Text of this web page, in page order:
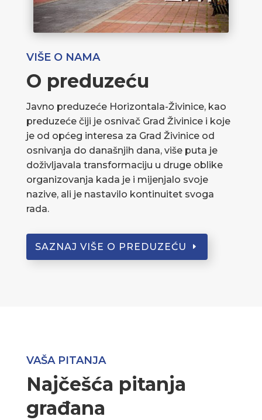
VIŠE O NAMA
O preduzeću
Javno preduzeće Horizontala-Živinice, kao
preduzeće čiji je osnivač Grad Živinice i koje
je od općeg interesa za Grad Živinice od
osnivanja do današnjih dana, više puta je
doživljavala transformaciju u druge oblike
organizovanja kada je i mijenjalo svoje
nazive, ali je nastavilo kontinuitet svoga
rada.
SAZNAJ VIŠE O PREDUZEĆU
VAŠA PITANJA
Najčešća pitanja
građana